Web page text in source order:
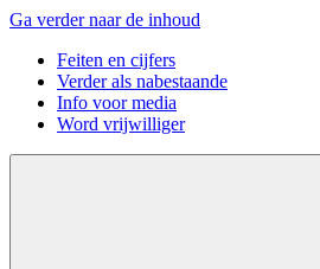
Ga verder naar de inhoud
Feiten en cijfers
Verder als nabestaande
Info voor media
Word vrijwilliger